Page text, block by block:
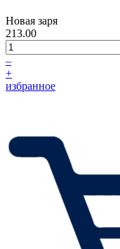
Новая заря
213.00
–
+
избранное